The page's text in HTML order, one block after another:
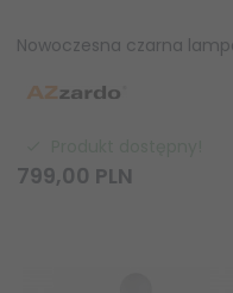
799,00 PLN